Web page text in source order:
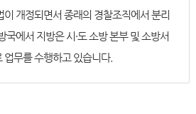
개정되면서 종래의 경찰조직에서 분리
국에서 지방은 시·도 소방 본부 및 소방서
무를 수행하고 있습니다.